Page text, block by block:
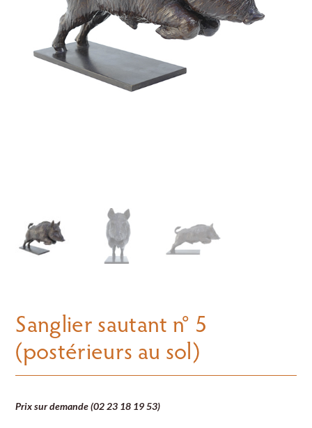
Sanglier sautant n° 5
(postérieurs au sol)
Prix sur demande (02 23 18 19 53)